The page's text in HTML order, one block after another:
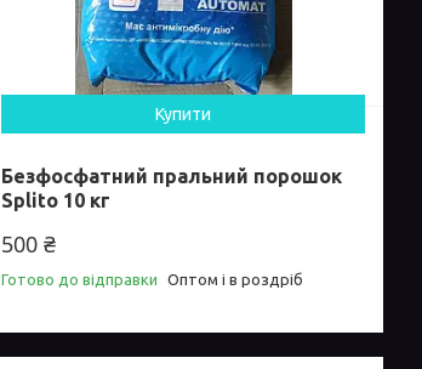
Купити
Безфосфатний пральний порошок
Splito 10 кг
500 ₴
Готово до відправки Оптом і в роздріб